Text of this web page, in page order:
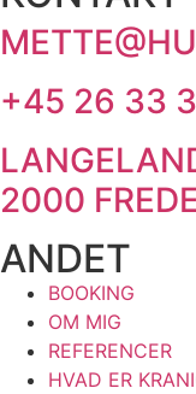
+45 26 33
2000
ANDET
BOOKING
OM MIG
REFERENCER
HVAD ER